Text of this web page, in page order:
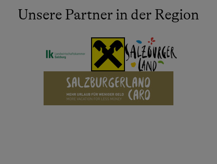
Unsere Partner in der Region